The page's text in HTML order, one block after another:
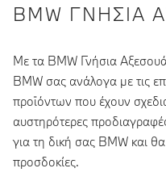
BMW ΓΝΉΣΙΑ
Με τα BMW Γνήσια
BMW σας ανάλογα με τις
προϊόντων που έχουν
αυστηρότερες
για τη δική σας BMW και
προσδοκίες.